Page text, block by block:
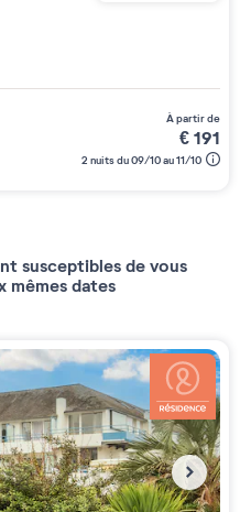
à partir de
€191
2 nuits du 09/10 au 11/10
susceptibles de vous
mêmes dates